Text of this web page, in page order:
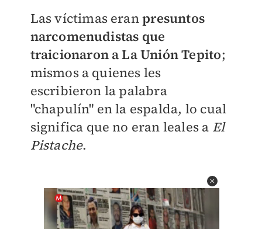
Las víctimas eranpresuntos
narcomenudistas que
traicionaron a La Unión Tepito;
mismos a quienes les
escribieron la palabra
"chapulín" en la espalda, lo cual
significa que no eran leales a El
Pistache.